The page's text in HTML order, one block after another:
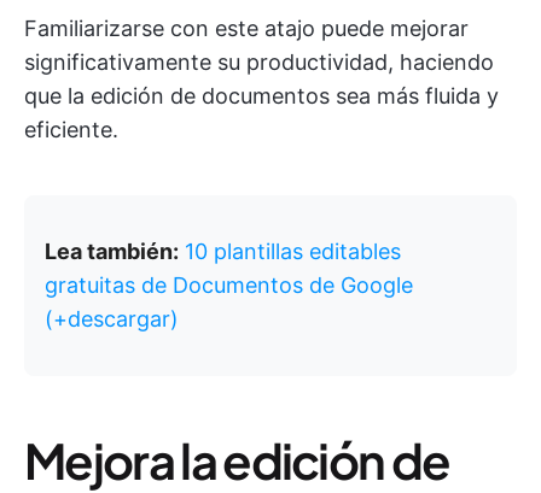
Familiarizarse con este atajo puede mejorar
significativamente su productividad, haciendo
que la edición de documentos sea más fluida y
eficiente.
Lea también: 10 plantillas editables
gratuitas de Documentos de Google
(+descargar)
Mejora la edición de